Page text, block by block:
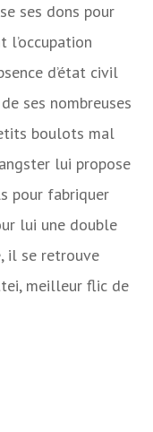
ses dons pour
l’occupation
d’état civil
ses nombreuses
boulots mal
lui propose
pour fabriquer
lui une double
il se retrouve
meilleur flic de